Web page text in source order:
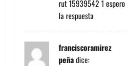
rut 15939542 1 espero
la respuesta
franciscoramirez
peñadice: